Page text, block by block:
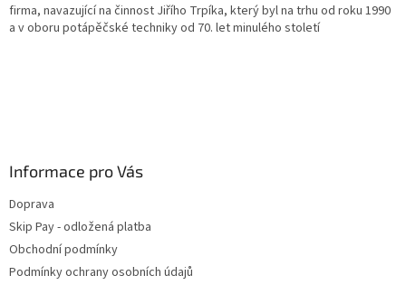
firma, navazující na činnost Jiřího Trpíka, který byl na trhu od roku 1990
a v oboru potápěčské techniky od 70. let minulého století
Informace pro Vás
Doprava
Skip Pay - odložená platba
Obchodní podmínky
Podmínky ochrany osobních údajů